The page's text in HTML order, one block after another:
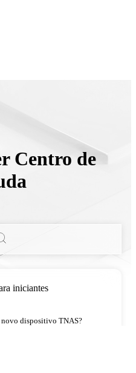
Centro de
iniciantes
dispositivo TNAS?